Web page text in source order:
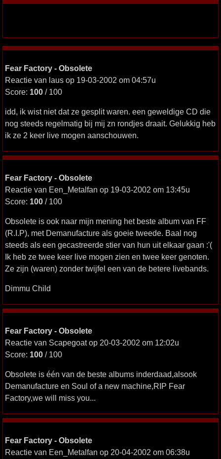
Fear Factory - Obsolete
Reactie van laus op 19-03-2002 om 04:57u
Score: 100 / 100
idd, ik wist niet dat ze gesplit waren. een geweldige CD die
nog steeds regelmatig bij mij zn rondjes draait. Gelukkig heb
ik ze 2 keer live mogen aanschouwen.
Fear Factory - Obsolete
Reactie van Een_Metalfan op 19-03-2002 om 13:45u
Score: 100 / 100
Obsolete is ook naar mijn mening het beste album van FF
(R.I.P), met Demanufacture als goeie tweede. Baal nog
steeds als een gecastreerde stier van hun uit elkaar gaan :'(
Ik heb ze twee keer live mogen zien en twee keer genoten.
Ze zijn (waren) zonder twijfel een van de betere livebands.
Dimmu Child
Fear Factory - Obsolete
Reactie van Scapegoat op 20-03-2002 om 12:02u
Score: 100 / 100
Obsolete is één van de beste albums inderdaad,alsook
Demanufacture en Soul of a new machine,RIP Fear
Factory,we will miss you...
Fear Factory - Obsolete
Reactie van Een_Metalfan op 20-04-2002 om 06:38u